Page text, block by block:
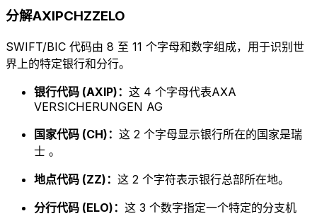
分解AXIPCHZZELO
SWIFT/BIC 代码由 8 至 11 个字母和数字组成，用于识别世
界上的特定银行和分行。
银行代码 (AXIP)： 这 4 个字母代表AXA
VERSICHERUNGEN AG
国家代码 (CH)： 这 2 个字母显示银行所在的国家是瑞
士 。
地点代码 (ZZ)： 这 2 个字符表示银行总部所在地。
分行代码 (ELO)： 这 3 个数字指定一个特定的分支机